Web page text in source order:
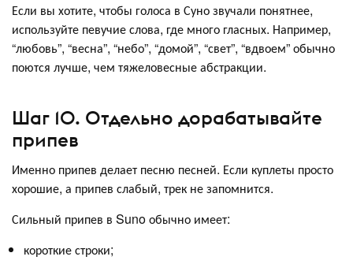
Если вы хотите, чтобы голоса в Суно звучали понятнее,
используйте певучие слова, где много гласных. Например,
“любовь”, “весна”, “небо”, “домой”, “свет”, “вдвоем” обычно
поются лучше, чем тяжеловесные абстракции.
Шаг 10. Отдельно дорабатывайте
припев
Именно припев делает песню песней. Если куплеты просто
хорошие, а припев слабый, трек не запомнится.
Сильный припев в Suno обычно имеет:
короткие строки;